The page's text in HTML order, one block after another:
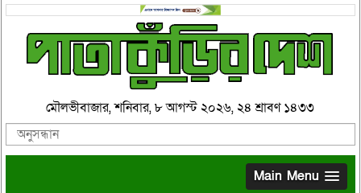
মৌলভীবাজার, শনিবার, ৮ আগস্ট ২০২৬, ২৪ শ্রাবণ ১৪৩৩
Main Menu